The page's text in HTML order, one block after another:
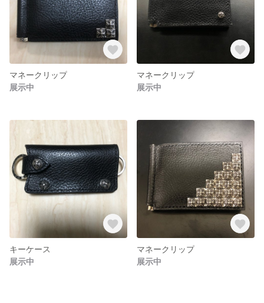
マネークリップ
展示中
マネークリップ
展示中
キーケース
展示中
マネークリップ
展示中